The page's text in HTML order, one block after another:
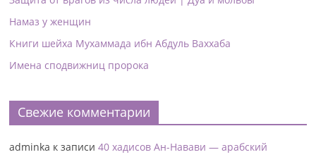
Намаз у женщин
Книги шейха Мухаммада ибн Абдуль Ваххаба
Имена сподвижниц пророка
Свежие комментарии
adminka к записи40 хадисов Ан-Навави — арабский